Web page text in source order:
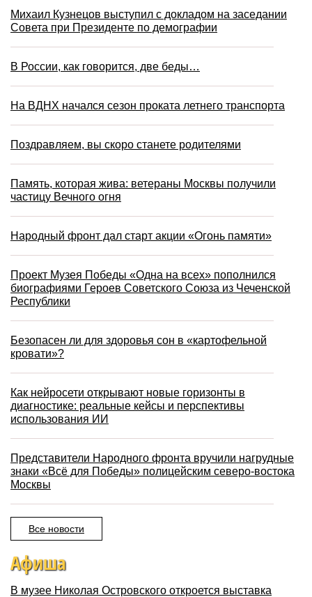
Михаил Кузнецов выступил с докладом на заседании
Совета при Президенте по демографии
В России, как говорится, две беды…
На ВДНХ начался сезон проката летнего транспорта
Поздравляем, вы скоро станете родителями
Память, которая жива: ветераны Москвы получили
частицу Вечного огня
Народный фронт дал старт акции «Огонь памяти»
Проект Музея Победы «Одна на всех» пополнился
биографиями Героев Советского Союза из Чеченской
Республики
Безопасен ли для здоровья сон в «картофельной
кровати»?
Как нейросети открывают новые горизонты в
диагностике: реальные кейсы и перспективы
использования ИИ
Представители Народного фронта вручили нагрудные
знаки «Всё для Победы» полицейским северо-востока
Москвы
Все новости
Афиша
В музее Николая Островского откроется выставка